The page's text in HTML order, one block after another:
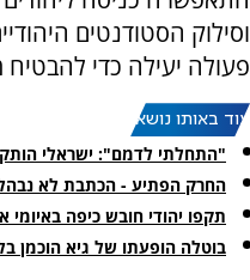
וסילוק הסטודנטים
פעולה יעילה כדי
עוד באותו נושא:
"התחלתי לדמם": ישראלי
החרק הפתיע - הכתבת לא
תקפו יהודי חובש כיפה באיומי
בוטלה הופעתו של גיא הוכמן